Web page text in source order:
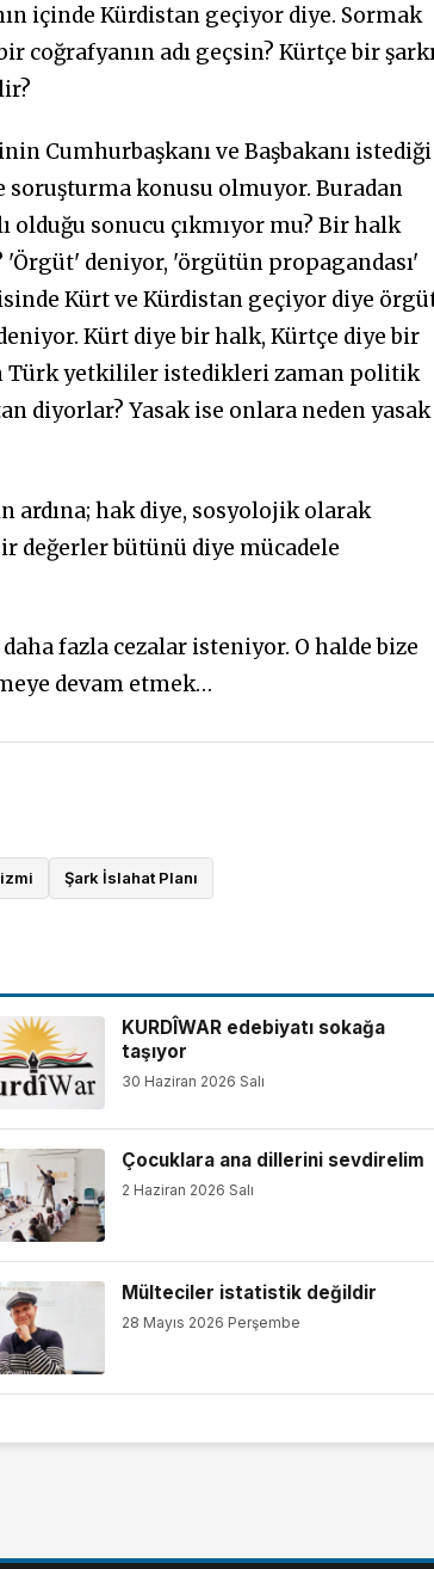
içinde Kürdistan geçiyor diye. Sormak
coğrafyanın adı geçsin? Kürtçe bir
Cumhurbaşkanı ve Başbakanı istediği
konusu olmuyor. Buradan
sonucu çıkmıyor mu? Bir halk
deniyor, 'örgütün propagandası'
Kürt ve Kürdistan geçiyor diye
Kürt diye bir halk, Kürtçe diye bir
Türk yetkililer istedikleri zaman politik
diyorlar? Yasak ise onlara neden yasak
ardına; hak diye, sosyolojik olarak
değerler bütünü diye mücadele
fazla cezalar isteniyor. O halde bize
devam etmek…
Şark İslahat Planı
KURDÎWAR edebiyatı sokağa
taşıyor
30 Haziran 2026 Salı
Çocuklara ana dillerini sevdirelim
2 Haziran 2026 Salı
Mülteciler istatistik değildir
28 Mayıs 2026 Perşembe